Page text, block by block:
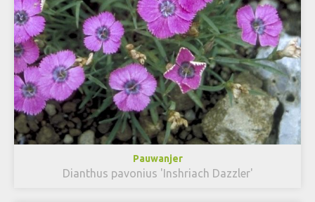
Pauwanjer
Dianthus pavonius 'Inshriach Dazzler'